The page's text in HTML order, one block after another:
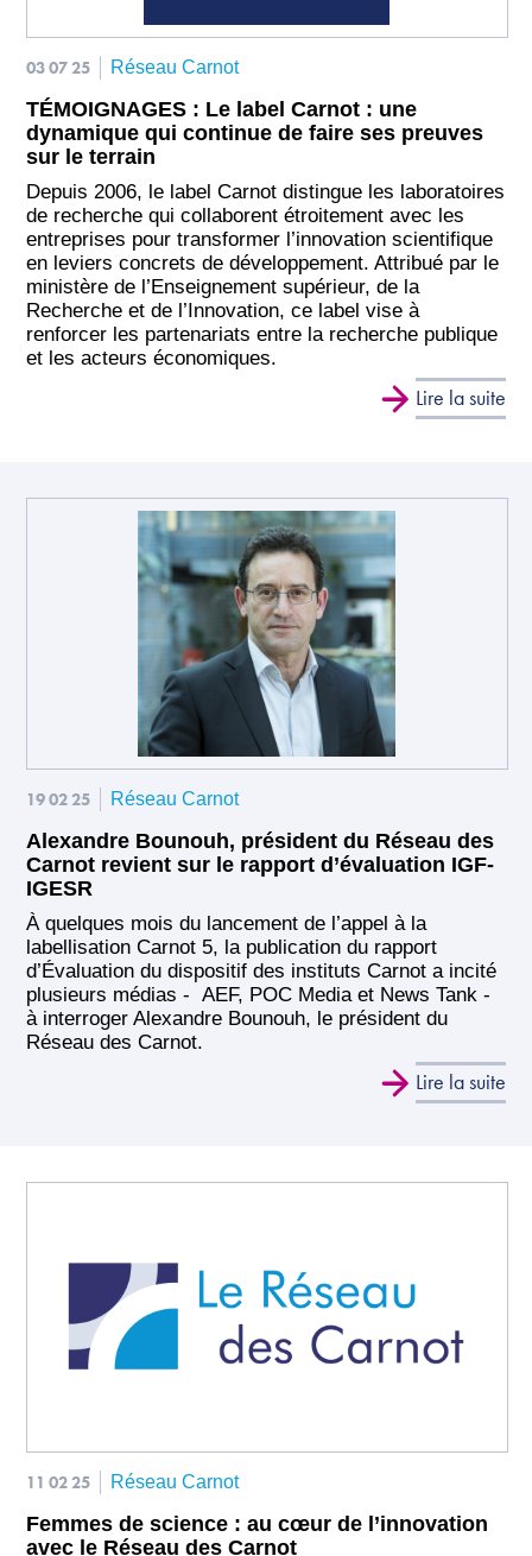
03 07 25 Réseau Carnot
TÉMOIGNAGES : Le label Carnot : une
dynamique qui continue de faire ses preuves
sur le terrain
Depuis 2006, le label Carnot distingue les laboratoires
de recherche qui collaborent étroitement avec les
entreprises pour transformer l’innovation scientifique
en leviers concrets de développement. Attribué par le
ministère de l’Enseignement supérieur, de la
Recherche et de l’Innovation, ce label vise à
renforcer les partenariats entre la recherche publique
et les acteurs économiques.
Lire la suite
19 02 25 Réseau Carnot
Alexandre Bounouh, président du Réseau des
Carnot revient sur le rapport d’évaluation IGF-
IGESR
À quelques mois du lancement de l’appel à la
labellisation Carnot 5, la publication du rapport
d’Évaluation du dispositif des instituts Carnot a incité
plusieurs médias - AEF, POC Media et News Tank -
à interroger Alexandre Bounouh, le président du
Réseau des Carnot.
Lire la suite
11 02 25 Réseau Carnot
Femmes de science : au cœur de l’innovation
avec le Réseau des Carnot